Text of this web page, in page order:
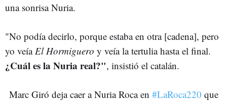
una sonrisa Nuria.
"No podía decirlo, porque estaba en otra [cadena], pero
yo veía El Hormiguero y veía la tertulia hasta el final.
¿Cuál es la Nuria real?", insistió el catalán.
Marc Giró deja caer a Nuria Roca en #LaRoca220 que